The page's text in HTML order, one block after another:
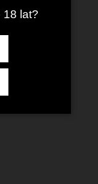
18 lat?